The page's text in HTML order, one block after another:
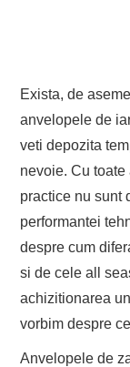
Exista, de
anvelopele de
veti depozita
nevoie. Cu
practice nu sunt
performantei
despre cum
si de cele all
achizitionarea
vorbim despre
Anvelopele de